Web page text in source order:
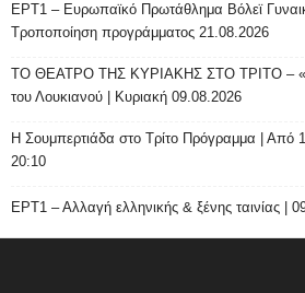
ΕΡΤ1 – Ευρωπαϊκό Πρωτάθλημα Βόλεϊ
Τροποποίηση προγράμματος 21.08.2026
ΤΟ ΘΕΑΤΡΟ ΤΗΣ ΚΥΡΙΑΚΗΣ ΣΤΟ ΤΡΙΤΟ –
του Λουκιανού | Κυριακή 09.08.2026
H Σουμπερτιάδα στο Τρίτο Πρόγραμμα | Από
20:10
ΕΡΤ1 – Αλλαγή ελληνικής & ξένης ταινίας |